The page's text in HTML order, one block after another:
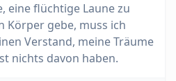
eine flüchtige Laune zu
Körper gebe, muss ich
Verstand, meine Träume
nichts davon haben.